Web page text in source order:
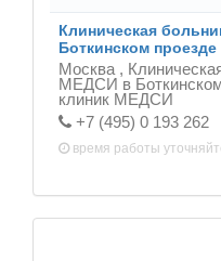
Клиническая
Боткинском проезде
Москва ,
МЕДСИ в Боткинском
клиник МЕДСИ
+7 (495) 0 193 262
время работы